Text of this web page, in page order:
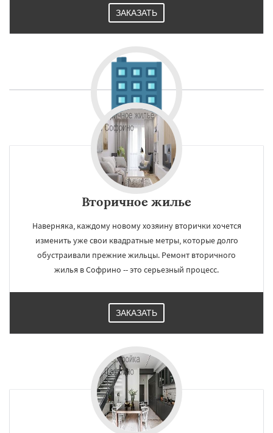
ЗАКАЗАТЬ
Вторичное жилье
Наверняка, каждому новому хозяину вторички хочется
изменить уже свои квадратные метры, которые долго
обустраивали прежние жильцы. Ремонт вторичного
жилья в Софрино -- это серьезный процесс.
ЗАКАЗАТЬ